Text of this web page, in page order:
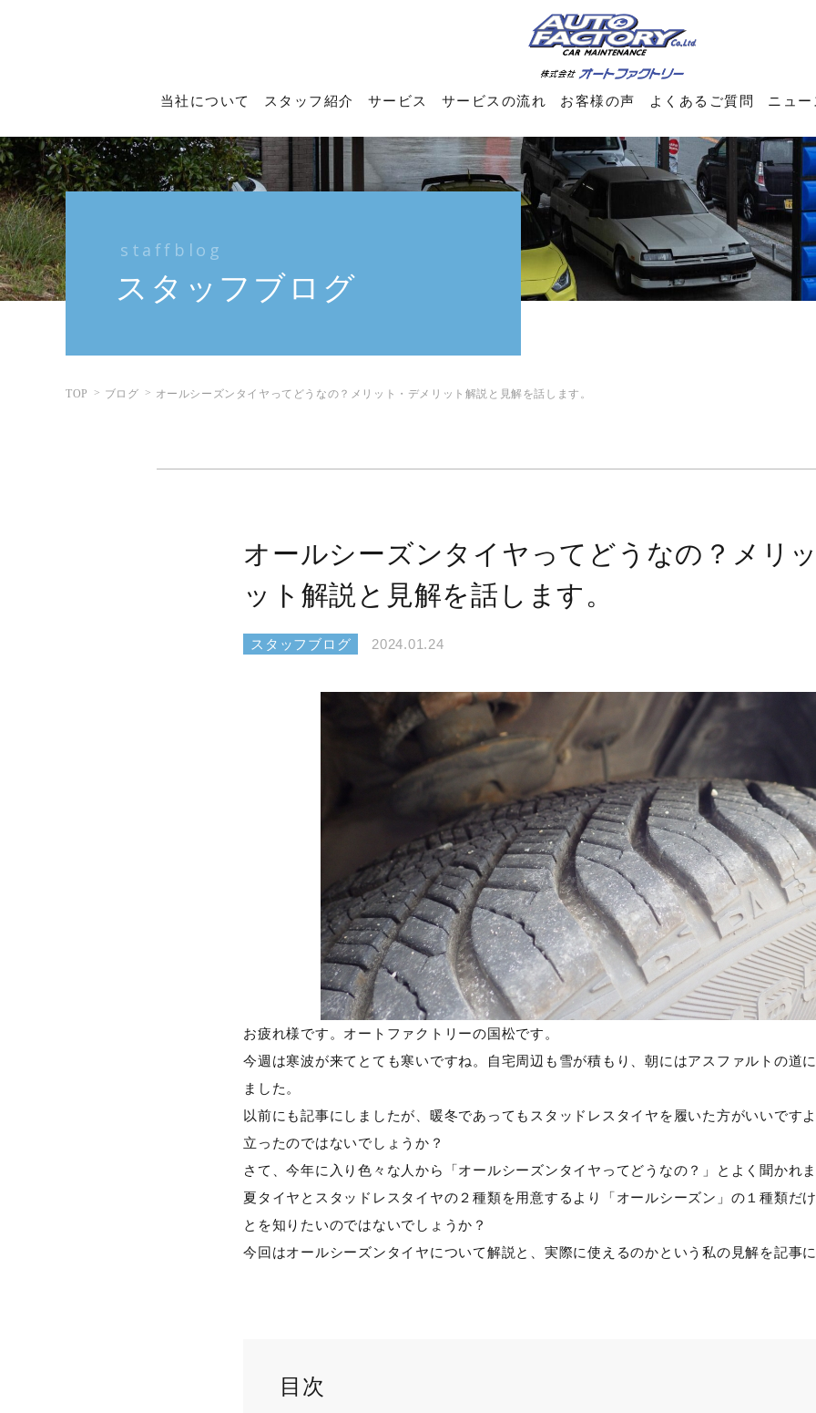
当社について スタッフ紹介 サービス サービスの流れ お客様の声 よくあるご質問 ニュー
staffblog
スタッフブログ
TOP ブログ オールシーズンタイヤってどうなの？メリット・デメリット解説と見解を話します。
オールシーズンタイヤってどうなの？メリ
ット解説と見解を話します。
スタッフブログ 2024.01.24
お疲れ様です。オートファクトリーの国松です。
今週は寒波が来てとても寒いですね。自宅周辺も雪が積もり、朝にはアスファルトの道
ました。
以前にも記事にしましたが、暖冬であってもスタッドレスタイヤを履いた方がいいです
立ったのではないでしょうか？
さて、今年に入り色々な人から「オールシーズンタイヤってどうなの？」とよく聞かれま
夏タイヤとスタッドレスタイヤの２種類を用意するより「オールシーズン」の１種類だ
とを知りたいのではないでしょうか？
今回はオールシーズンタイヤについて解説と、実際に使えるのかという私の見解を記事
目次